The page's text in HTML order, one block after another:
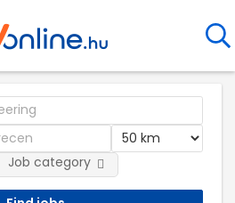
Job category